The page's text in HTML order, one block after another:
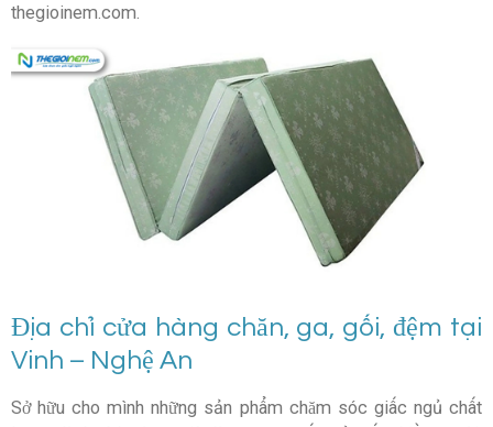
thegioinem.com.
Địa chỉ cửa hàng chăn, ga, gối, đệm tại
Vinh – Nghệ An
Sở hữu cho mình những sản phẩm chăm sóc giấc ngủ chất